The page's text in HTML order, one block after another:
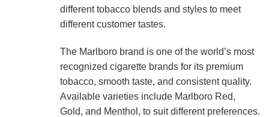
different tobacco blends and styles to meet
different customer tastes.
The Marlboro brand is one of the world’s most
recognized cigarette brands for its premium
tobacco, smooth taste, and consistent quality.
Available varieties include Marlboro Red,
Gold, and Menthol, to suit different preferences.